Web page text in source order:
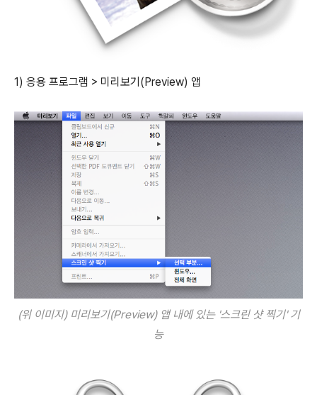
1) 응용 프로그램 > 미리보기(Preview) 앱
(위 이미지) 미리보기(Preview) 앱 내에 있는 '스크린 샷 찍기' 기
능